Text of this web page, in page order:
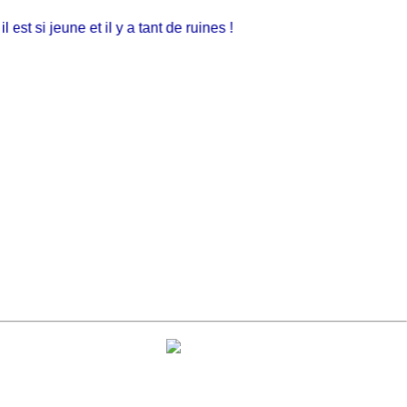
si jeune et il y a tant de ruines !